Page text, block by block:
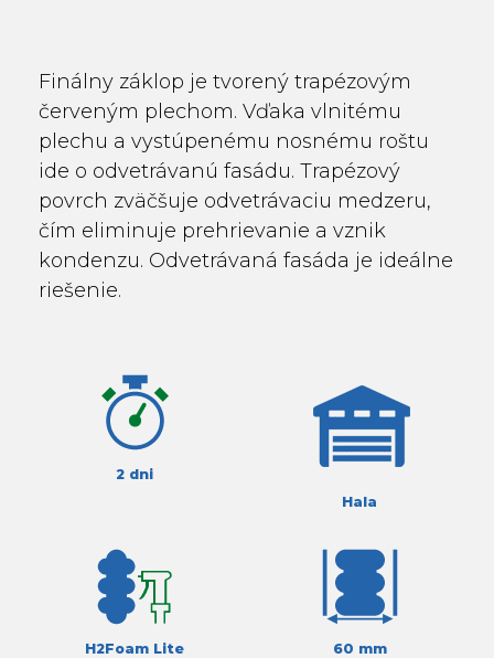
Finálny záklop je tvorený trapézovým
červeným plechom. Vďaka vlnitému
plechu a vystúpenému nosnému roštu
ide o odvetrávanú fasádu. Trapézový
povrch zväčšuje odvetrávaciu medzeru,
čím eliminuje prehrievanie a vznik
kondenzu. Odvetrávaná fasáda je ideálne
riešenie.
2 dni
Hala
H2Foam Lite 60 mm